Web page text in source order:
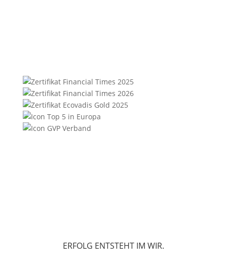
ERFOLG ENTSTEHT IM WIR.